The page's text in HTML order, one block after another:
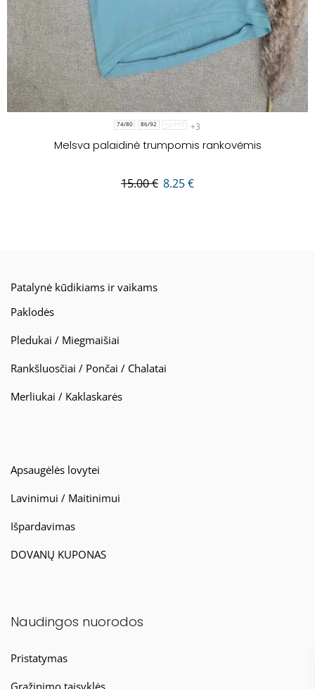
74/80 86/92 98/104 +3
Melsva palaidinė trumpomis rankovėmis
15.00€ 8.25€
Patalynė kūdikiams ir vaikams
Paklodės
Pledukai / Miegmaišiai
Rankšluosčiai / Pončai / Chalatai
Merliukai / Kaklaskarės
Apsaugėlės lovytei
Lavinimui / Maitinimui
Išpardavimas
DOVANŲ KUPONAS
Naudingos nuorodos
Pristatymas